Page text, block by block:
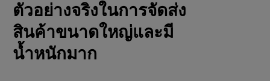
ตัวอย่างจริงในการจัดส่ง
สินค้าขนาดใหญ่และมี
น้ำหนักมาก